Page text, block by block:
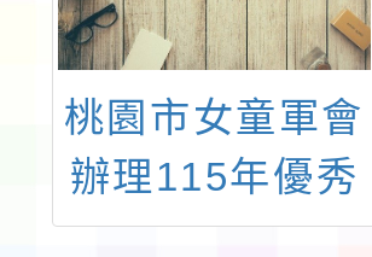
桃園市女童軍會
辦理115年優秀
女童軍選拔及獎